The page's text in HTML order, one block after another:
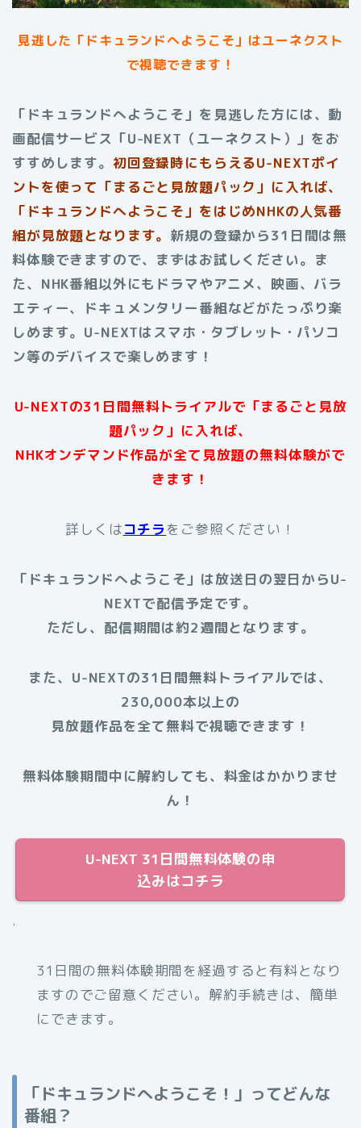
見逃した「ドキュランドへようこそ」はユーネクスト
で視聴できます！
「ドキュランドへようこそ」を見逃した方には、動
画配信サービス「U-NEXT（ユーネクスト）」をお
すすめします。 初回登録時にもらえるU-NEXTポイ
ントを使って「まるごと見放題パック」に入れば、
「ドキュランドへようこそ」をはじめNHKの人気番
組が見放題となります。 新規の登録から31日間は無
料体験できますので、まずはお試しください。ま
た、NHK番組以外にもドラマやアニメ、映画、バラ
エティー、ドキュメンタリー番組などがたっぷり楽
しめます。U-NEXTはスマホ・タブレット・パソコ
ン等のデバイスで楽しめます！
U-NEXTの31日間無料トライアルで「まるごと見放
題パック」に入れば、
NHKオンデマンド作品が全て見放題の無料体験がで
きます！
詳しくはコチラをご参照ください！
「ドキュランドへようこそ」は放送日の翌日からU-
NEXTで配信予定です。
ただし、配信期間は約2週間となります。
また、U-NEXTの31日間無料トライアルでは、
230,000本以上の
見放題作品を全て無料で視聴できます！
無料体験期間中に解約しても、料金はかかりませ
ん！
U-NEXT 31日間無料体験の申
込みはコチラ
.
31日間の無料体験期間を経過すると有料となり
ますのでご留意ください。解約手続きは、簡単
にできます。
「ドキュランドへようこそ！」ってどんな
番組？